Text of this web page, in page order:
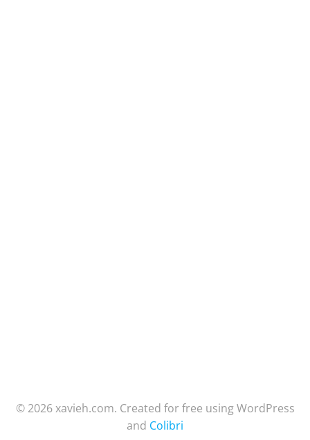
© 2026 xavieh.com. Created for free using WordPress
and Colibri